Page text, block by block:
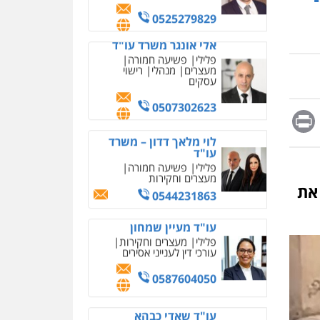
Message
Print
את
אלי אונגר משרד עו"ד
פלילי פשיעה חמורה
מעצרים מנהלי רישוי
עסקים
עו"ד
פלילי
מעצרים וחקירות
0544231863
פלילי מעצרים וחקירות
עורכי דין לענייני אסירים
מחיקת כתבות מגוגל
ודחיקת אזכורים שליליים
שירותים מקצועיים לעורכי
0522508109
אחסון אתרים
מהירות הגנה גיבוי
שירותים מקצועיים
מרכז התחלה חדשה
אסירים עבירות מין
שירותים מקצועיים לעורכי
0544500346
מאיה בלום, עו"ס,
טיפול בהתמכרויות
שירותים מקצועיים לעורכי